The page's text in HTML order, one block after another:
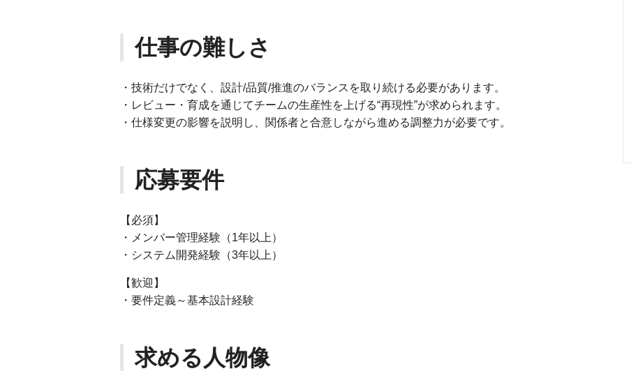
仕事の難しさ
・技術だけでなく、設計/品質/推進のバランスを取り続ける必要があります。
・レビュー・育成を通じてチームの生産性を上げる“再現性”が求められます。
・仕様変更の影響を説明し、関係者と合意しながら進める調整力が必要です。
応募要件
【必須】
・メンバー管理経験（1年以上）
・システム開発経験（3年以上）
【歓迎】
・要件定義～基本設計経験
求める人物像